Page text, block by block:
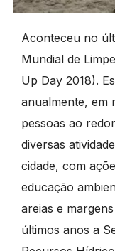
Aconteceu no
Mundial de
Up Day 2018).
anualmente, em
pessoas ao
diversas
cidade, com
educação
areias e
últimos anos a